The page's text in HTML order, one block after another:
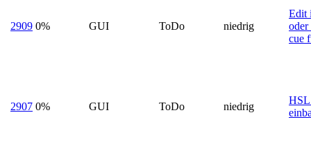
2909 0% GUI ToDo niedrig
Edit
cue
2907 0% GUI ToDo niedrig